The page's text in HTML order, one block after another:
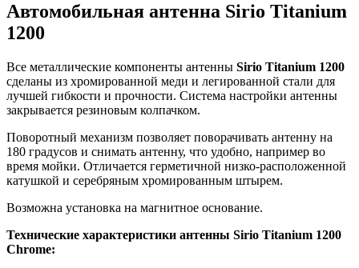
Автомобильная антенна Sirio Titanium
1200
Все металлические компоненты антенны Sirio Titanium 1200
сделаны из хромированной меди и легированной стали для
лучшей гибкости и прочности. Система настройки антенны
закрывается резиновым колпачком.
Поворотный механизм позволяет поворачивать антенну на
180 градусов и снимать антенну, что удобно, например во
время мойки. Отличается герметичной низко-расположенной
катушкой и серебряным хромированным штырем.
Возможна установка на магнитное основание.
Технические характеристики антенны Sirio Titanium 1200
Chrome: